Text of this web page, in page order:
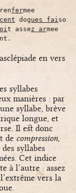
fermee
cent dogues fai
t assez armee
en vers
syllabes
manières : par
syllabe, brève
longue, et
Il est donc
de compression,
syllabes
Cet indice
à l’autre : assez
vers la